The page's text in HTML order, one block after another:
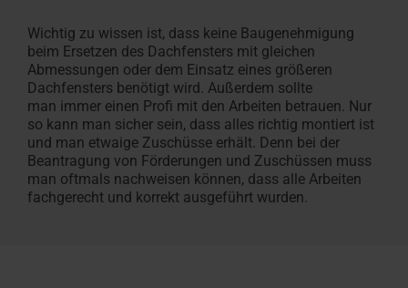
Wichtig zu wissen ist, dass keine Baugenehmigung
beim Ersetzen des Dachfensters mit gleichen
Abmessungen oder dem Einsatz eines größeren
Dachfensters benötigt wird. Außerdem sollte
man immer einen Profi mit den Arbeiten betrauen. Nur
so kann man sicher sein, dass alles richtig montiert ist
und man etwaige Zuschüsse erhält. Denn bei der
Beantragung von Förderungen und Zuschüssen muss
man oftmals nachweisen können, dass alle Arbeiten
fachgerecht und korrekt ausgeführt wurden.